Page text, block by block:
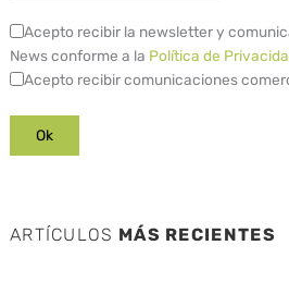
Acepto recibir la newsletter y
News conforme a la Política de
Acepto recibir comunicaciones
ARTÍCULOS MÁS RECIENTES